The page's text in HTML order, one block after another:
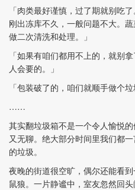
「肉类最好谨慎，过了期就别吃
刚出冻库不久，一般问题不大。
做二次清洗和处理。」
「如果有咱们都用不上的，就别
人会要的。」
「包装破了的，咱们就顺手做个垃
……
其实翻垃圾箱不是一个令人愉悦
又无聊。绝大部分时间里我们都
的垃圾。
夜晚的街道很空旷，偶尔还能看
鼠狼。一片静谧中，室友忽然回